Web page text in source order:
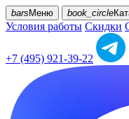
bars Меню book_circle
Условия работы Скидки
+7 (495) 921-39-22